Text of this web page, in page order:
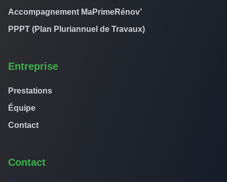
Accompagnement MaPrimeRénov’
PPPT (Plan Pluriannuel de Travaux)
Entreprise
Prestations
Équipe
Contact
Contact